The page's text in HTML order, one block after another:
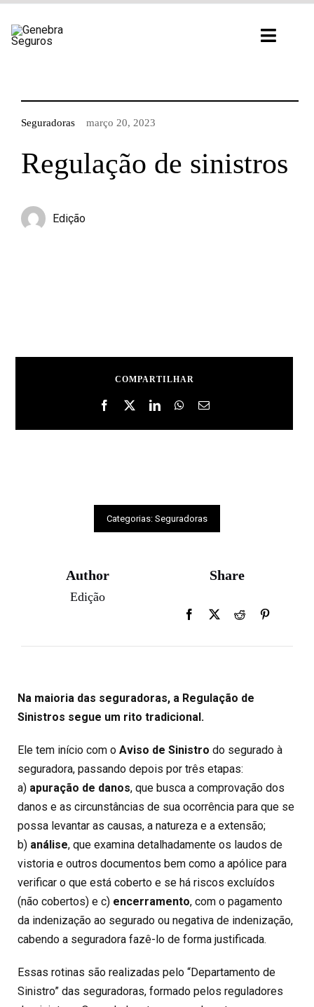
para
Seguradoras março 20, 2023
Regulação de sinistros
Edição
COMPARTILHAR
Categorias: Seguradoras
Author
Edição
Share
Na maioria das seguradoras, a Regulação de
Sinistros segue um rito tradicional.
Ele tem início com o Aviso de Sinistro do segurado à
seguradora, passando depois por três etapas:
a) apuração de danos, que busca a comprovação dos
danos e as circunstâncias de sua ocorrência para que se
possa levantar as causas, a natureza e a extensão;
b) análise, que examina detalhadamente os laudos de
vistoria e outros documentos bem como a apólice para
verificar o que está coberto e se há riscos excluídos
(não cobertos) e c) encerramento, com o pagamento
da indenização ao segurado ou negativa de indenização,
cabendo a seguradora fazê-lo de forma justificada.
Essas rotinas são realizadas pelo “Departamento de
Sinistro” das seguradoras, formado pelos reguladores